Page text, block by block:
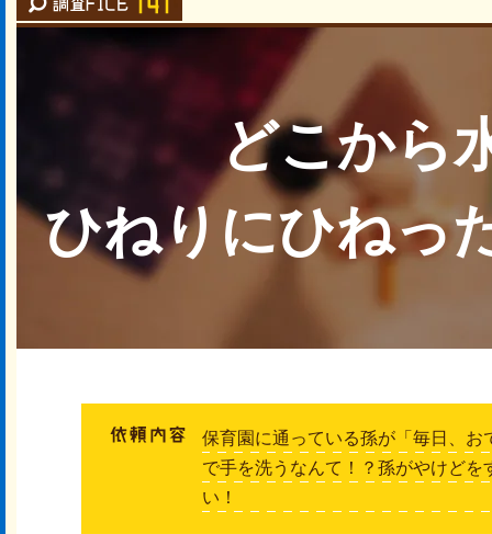
どこから
ひねりにひねっ
保育園に通っている孫が「毎日、
で手を洗うなんて！？孫がやけど
い！